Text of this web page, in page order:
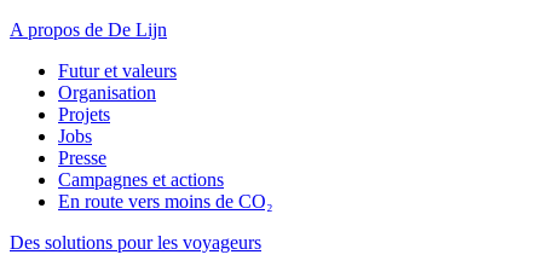
A propos de De Lijn
Futur et valeurs
Organisation
Projets
Jobs
Presse
Campagnes et actions
En route vers moins de CO₂
Des solutions pour les voyageurs